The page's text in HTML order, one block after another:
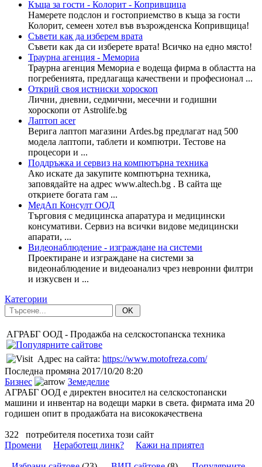
Къща за гости - Колорит - Копривщица
Намерете подслон и гостоприемство в къща за гости
Колорит, семеен хотел във възрожденска Копривщица!
Съвети как да изберем врата
Съвети как да си изберете врата! Всичко на едно място!
Траурна агенция - Мемориа
Траурна агенция Мемориа е водеща фирма в областта на
погребенията, предлагаща качествени и професионал ...
Открий своя истниски хороскоп
Лични, дневни, седмични, месечни и годишни
хороскопи от Astrolife.bg
Лаптоп acer
Верига лаптоп магазини Ardes.bg предлагат над 500
модела лаптопи, таблети и компютри. Тестове на
процесори и ...
Поддръжка и сервиз на компютърна техника
Ако искате да закупите компютърна техника,
заповядайте на адрес www.altech.bg . В сайта ще
откриете богата гам ...
МедАп Консулт ООД
Търговия с медицинска апаратура и медицински
консумативи. Сервиз на всички видове медицински
апарати, ...
Видеонаблюдение - изграждане на системи
Проектиране и изграждане на системи за
видеонаблюдение и видеоанализ чрез невронни филтри
и изкусвен и ...
Категории
OK
АГРАБГ ООД - Продажба на селскостопанска техника
Адрес на сайта: https://www.motofreza.com/
Последна промяна 2017/10/20 8:20
Бизнес
Земеделие
АГРАБГ ООД е директен вносител на селскостопански
машини и инвентар на водещи марки в света. фирмата има 20
годишен опит в продажбата на висококачествена
322 потребителя посетиха този сайт
Промени
Неработещ линк? Кажи на приятел